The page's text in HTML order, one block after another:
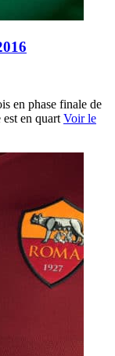
en phase finale de
en quart Voir le